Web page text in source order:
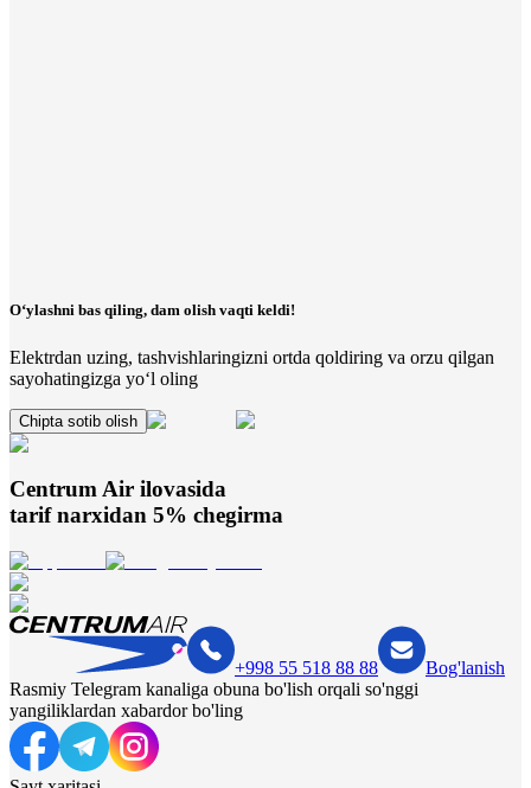
O‘ylashni bas qiling, dam olish vaqti keldi!
Elektrdan uzing, tashvishlaringizni ortda qoldiring va orzu qilgan
sayohatingizga yo‘l oling
Chipta sotib olish
Centrum Air ilovasida
tarif narxidan 5% chegirma
+998 55 518 88 88
Bog'lanish
Rasmiy Telegram kanaliga obuna bo'lish orqali so'nggi
yangiliklardan xabardor bo'ling